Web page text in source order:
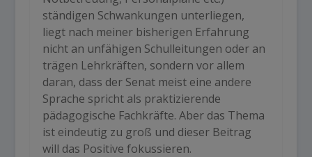
ständigen Schwankungen unterliegen,
liegt nach meiner bisherigen Erfahrung
nicht an unfähigen Schulleitungen oder an
trägen Lehrkräften, sondern vor allem
daran, dass der Senat meist eine andere
Sprache spricht als praktizierende
pädagogische Fachkräfte. Aber das Thema
ist eindeutig zu groß und dieser Beitrag
will das Positive fokussieren.